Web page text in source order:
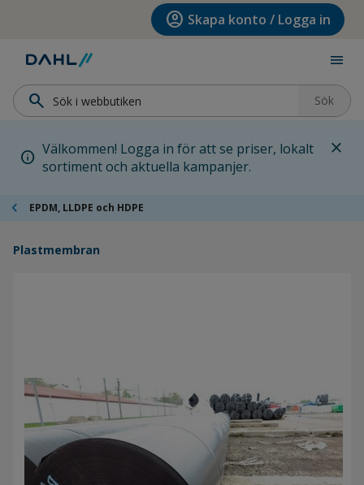
Hoppa till huvudinnehållet account_circle Skapa konto / Logga in
menu
search Sök
info Välkommen! Logga in för att se priser, lokalt
sortiment och aktuella kampanjer.
close
chevron_left EPDM, LLDPE och HDPE
Plastmembran